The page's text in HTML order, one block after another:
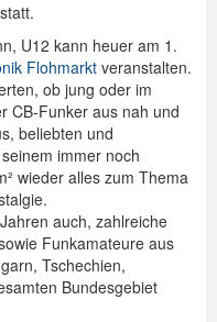
U12 kann heuer am 1.
Flohmarktveranstalten.
ob jung oder im
CB-Funker aus nah und
beliebten und
immer noch
wieder alles zum Thema
auch, zahlreiche
Funkamateure aus
Tschechien,
Bundesgebiet